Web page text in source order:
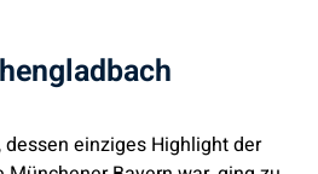
einziges Highlight der